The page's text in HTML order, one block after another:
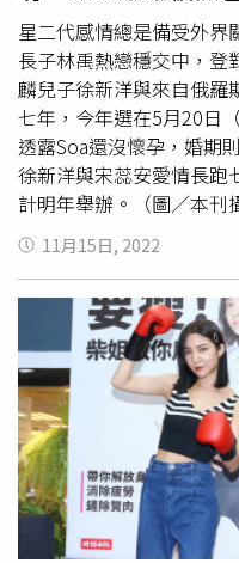
十指緊扣黏緊緊，就在此
短暫思索，讓女友留在原
（右）和高雋雅（左）因
（圖／本刊攝影組）在得
少，接著大方地表示，第
切地說：「以後有遇到的
拍。」言談舉止斯文有禮
緊，讓人看了也好想戀愛
母」柴智屏（中）的女兒
很放心。（圖／取自柴智
星二代感情總是備受外界
長子林禹熱戀穩交中，登
麟兒子徐新洋與來自俄羅
七年，今年選在5月20日
透露Soa還沒懷孕，婚期
徐新洋與宋蕊安愛情長跑
計明年舉辦。（圖／本刊
與女友柔柔交往5年，柔
日前余苑綺因癌症過世
伴，早已被認定是余家媳
示兩人婚期暫緩，希望
女友柔柔早已被余天一家
照）歐陽龍與傅娟的三個
在大陸發展的歐陽娜娜情
演員翟子路同居中，男方
他光著上身出門倒垃圾，
路時直接稱呼對方為「老
日前曾帶愛犬去參觀歐陽
博）
11月15日, 2022